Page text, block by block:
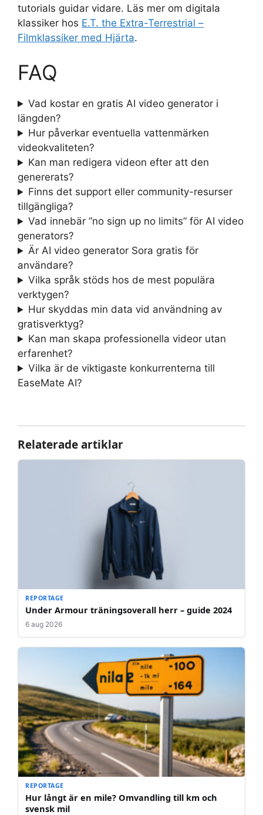
tutorials guidar vidare. Läs mer om digitala
klassiker hos E.T. the Extra-Terrestrial –
Filmklassiker med Hjärta.
FAQ
Vad kostar en gratis AI video generator i
längden?
Hur påverkar eventuella vattenmärken
videokvaliteten?
Kan man redigera videon efter att den
genererats?
Finns det support eller community-resurser
tillgängliga?
Vad innebär ”no sign up no limits” för AI video
generators?
Är AI video generator Sora gratis för
användare?
Vilka språk stöds hos de mest populära
verktygen?
Hur skyddas min data vid användning av
gratisverktyg?
Kan man skapa professionella videor utan
erfarenhet?
Vilka är de viktigaste konkurrenterna till
EaseMate AI?
Relaterade artiklar
REPORTAGE
Under Armour träningsoverall herr – guide 2024
6 aug 2026
REPORTAGE
Hur långt är en mile? Omvandling till km och
svensk mil